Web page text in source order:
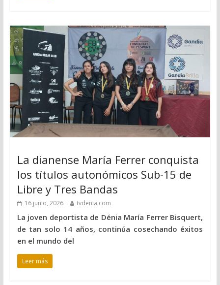
La dianense María Ferrer conquista
los títulos autonómicos Sub-15 de
Libre y Tres Bandas
16 junio, 2026 tvdenia.com
La joven deportista de Dénia María Ferrer Bisquert,
de tan solo 14 años, continúa cosechando éxitos
en el mundo del
Leer más